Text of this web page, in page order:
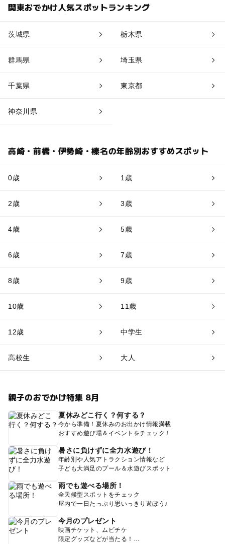
関東おでかけ人気スポットランキング
茨城県 栃木県
群馬県 埼玉県
千葉県 東京都
神奈川県
高崎・前橋・伊勢崎・榛名の年齢別おすすめスポット
0歳 1歳
2歳 3歳
4歳 5歳
6歳 7歳
8歳 9歳
10歳 11歳
12歳 中学生
高校生 大人
親子のおでかけ特集 8月
夏休みどこ行く？何する？
今から準備！夏休みのお出かけ情報満載
おすすめ遊び場＆イベントをチェック！
暑さに負けずに全力水遊び！
年齢別や人気アトラクション情報など
子ども大満足のプール＆水遊びスポット
雨でも遊べる場所！
全天候型スポットをチェック
屋内で一日たっぷり思いっきり遊ぼう♪
今月のプレゼント
映画チケット、ムビチケ
限定グッズなどが当たる！